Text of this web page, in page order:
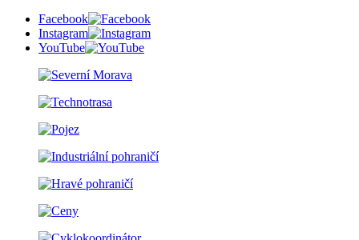
Facebook
Instagram
YouTube